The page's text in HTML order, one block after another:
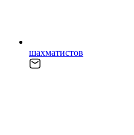
шахматистов